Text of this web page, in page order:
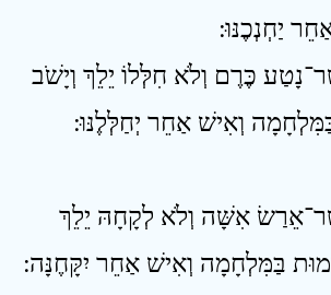
יַחְנְכֶנּוּ ׃
כֶּרֶם וְלֹא חִלְּלוֹ יֵלֵךְ וְיָשֹׁב
וְאִישׁ אַחֵר יְחַלְּלֶנּוּ ׃
אִשָּׁה וְלֹא לְקָחָהּ יֵלֵךְ
בַּמִּלְחָמָה וְאִישׁ אַחֵר יִקָּחֶנָּה ׃